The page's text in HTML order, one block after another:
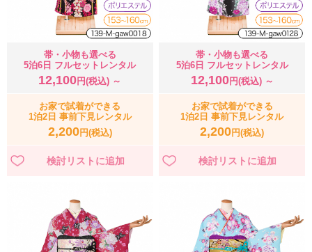
帯・小物も選べる
5泊6日 フルセットレンタル
12,100 円(税込) ～
お家で試着ができる
1泊2日 事前下見レンタル
2,200円(税込)
帯・小物も選べる
5泊6日 フルセットレンタル
12,100円(税込) ～
お家で試着ができる
1泊2日 事前下見レンタル
2,200円(税込)